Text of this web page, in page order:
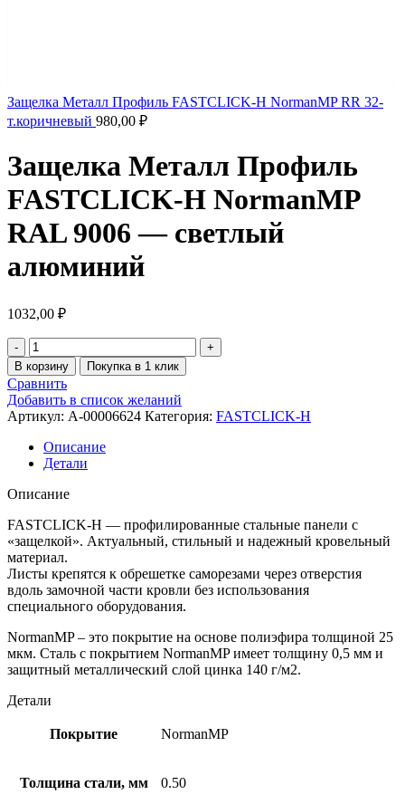
Защелка Металл Профиль FASTCLICK-Н NormanMP RR 32-
т.коричневый 980,00 ₽
Защелка Металл Профиль
FASTCLICK-Н NormanMP
RAL 9006 — светлый
алюминий
1032,00 ₽
В корзину Покупка в 1 клик
Сравнить
Добавить в список желаний
Артикул: A-00006624 Категория: FASTCLICK-H
Описание
Детали
Описание
FASTCLICK-Н — профилированные стальные панели с
«защелкой». Актуальный, стильный и надежный кровельный
материал.
Листы крепятся к обрешетке саморезами через отверстия
вдоль замочной части кровли без использования
специального оборудования.
NormanMP – это покрытие на основе полиэфира толщиной 25
мкм. Сталь с покрытием NormanMP имеет толщину 0,5 мм и
защитный металлический слой цинка 140 г/м2.
Детали
Покрытие NormanMP
Толщина стали, мм 0.50